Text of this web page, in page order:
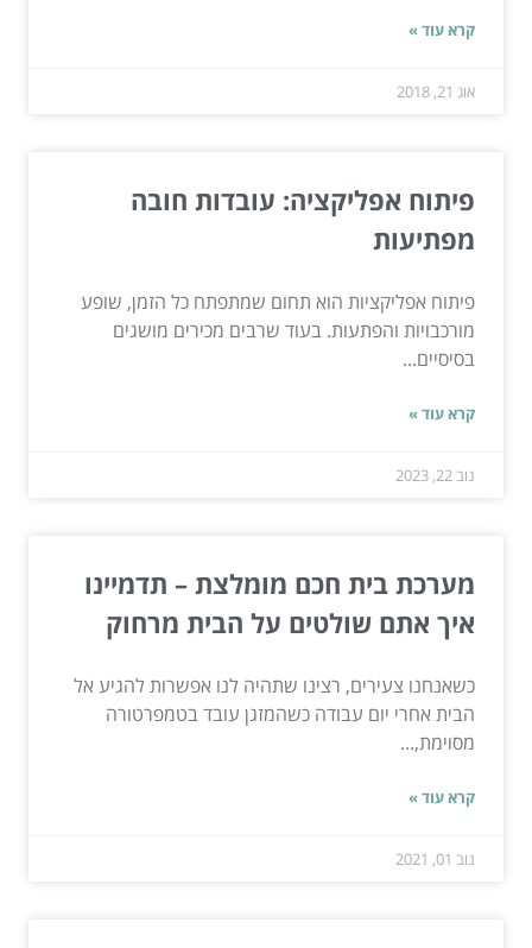
קרא עוד »
אוג 21, 2018
פיתוח אפליקציה: עובדות חובה
מפתיעות
פיתוח אפליקציות הוא תחום שמתפתח כל הזמן, שופע
מורכבויות והפתעות. בעוד שרבים מכירים מושגים
בסיסיים...
קרא עוד »
נוב 22, 2023
מערכת בית חכם מומלצת – תדמיינו
איך אתם שולטים על הבית מרחוק
כשאנחנו צעירים, רצינו שתהיה לנו אפשרות להגיע אל
הבית אחרי יום עבודה כשהמזגן עובד בטמפרטורה
מסוימת,...
קרא עוד »
נוב 01, 2021